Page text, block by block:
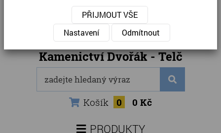
Kontakty
Naše kamenictví
Internetový obchod
Kamenictví Dvořák - Telč
Košík 0 0 Kč
PRODUKTY
PŘIJMOUT VŠE
Nastavení
Odmítnout